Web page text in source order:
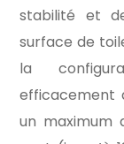
stabilité et
surface de
la
efficacement
un maximum